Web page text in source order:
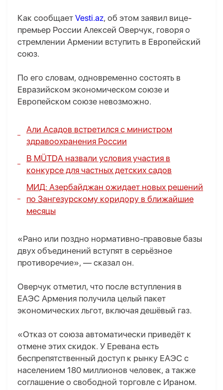
Как сообщает Vesti.az, об этом заявил вице-
премьер России Алексей Оверчук, говоря о
стремлении Армении вступить в Европейский
союз.
По его словам, одновременно состоять в
Евразийском экономическом союзе и
Европейском союзе невозможно.
Али Асадов встретился с министром
здравоохранения России
В MÜTDA назвали условия участия в
конкурсе для частных детских садов
МИД: Азербайджан ожидает новых решений
по Зангезурскому коридору в ближайшие
месяцы
«Рано или поздно нормативно-правовые базы
двух объединений вступят в серьёзное
противоречие», — сказал он.
Оверчук отметил, что после вступления в
ЕАЭС Армения получила целый пакет
экономических льгот, включая дешёвый газ.
«Отказ от союза автоматически приведёт к
отмене этих скидок. У Еревана есть
беспрепятственный доступ к рынку ЕАЭС с
населением 180 миллионов человек, а также
соглашение о свободной торговле с Ираном.